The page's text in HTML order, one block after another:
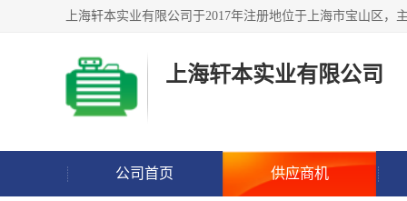
上海轩本实业有限公司
公司首页 供应商机